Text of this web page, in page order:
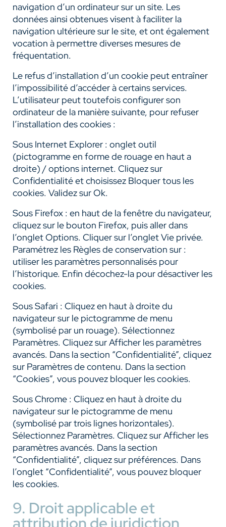
navigation d’un ordinateur sur un site. Les
données ainsi obtenues visent à faciliter la
navigation ultérieure sur le site, et ont également
vocation à permettre diverses mesures de
fréquentation.
Le refus d’installation d’un cookie peut entraîner
l’impossibilité d’accéder à certains services.
L’utilisateur peut toutefois configurer son
ordinateur de la manière suivante, pour refuser
l’installation des cookies :
Sous Internet Explorer : onglet outil
(pictogramme en forme de rouage en haut a
droite) / options internet. Cliquez sur
Confidentialité et choisissez Bloquer tous les
cookies. Validez sur Ok.
Sous Firefox : en haut de la fenêtre du navigateur,
cliquez sur le bouton Firefox, puis aller dans
l’onglet Options. Cliquer sur l’onglet Vie privée.
Paramétrez les Règles de conservation sur :
utiliser les paramètres personnalisés pour
l’historique. Enfin décochez-la pour désactiver les
cookies.
Sous Safari : Cliquez en haut à droite du
navigateur sur le pictogramme de menu
(symbolisé par un rouage). Sélectionnez
Paramètres. Cliquez sur Afficher les paramètres
avancés. Dans la section “Confidentialité”, cliquez
sur Paramètres de contenu. Dans la section
“Cookies”, vous pouvez bloquer les cookies.
Sous Chrome : Cliquez en haut à droite du
navigateur sur le pictogramme de menu
(symbolisé par trois lignes horizontales).
Sélectionnez Paramètres. Cliquez sur Afficher les
paramètres avancés. Dans la section
“Confidentialité”, cliquez sur préférences. Dans
l’onglet “Confidentialité”, vous pouvez bloquer
les cookies.
9. Droit applicable et